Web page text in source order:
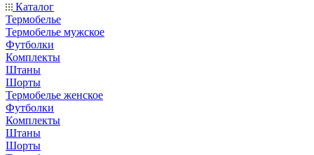
Каталог
Термобелье
Термобелье мужское
Футболки
Комплекты
Штаны
Шорты
Термобелье женское
Футболки
Комплекты
Штаны
Шорты